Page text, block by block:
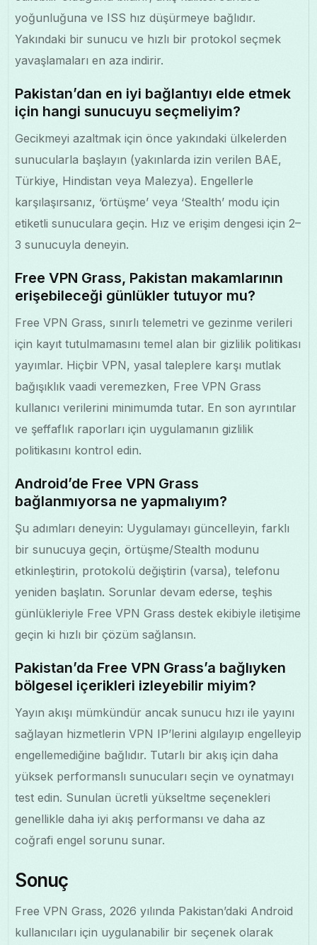
yoğunluğuna ve ISS hız düşürmeye bağlıdır.
Yakındaki bir sunucu ve hızlı bir protokol seçmek
yavaşlamaları en aza indirir.
Pakistan’dan en iyi bağlantıyı elde etmek
için hangi sunucuyu seçmeliyim?
Gecikmeyi azaltmak için önce yakındaki ülkelerden
sunucularla başlayın (yakınlarda izin verilen BAE,
Türkiye, Hindistan veya Malezya). Engellerle
karşılaşırsanız, ‘örtüşme’ veya ‘Stealth’ modu için
etiketli sunuculara geçin. Hız ve erişim dengesi için 2–
3 sunucuyla deneyin.
Free VPN Grass, Pakistan makamlarının
erişebileceği günlükler tutuyor mu?
Free VPN Grass, sınırlı telemetri ve gezinme verileri
için kayıt tutulmamasını temel alan bir gizlilik politikası
yayımlar. Hiçbir VPN, yasal taleplere karşı mutlak
bağışıklık vaadi veremezken, Free VPN Grass
kullanıcı verilerini minimumda tutar. En son ayrıntılar
ve şeffaflık raporları için uygulamanın gizlilik
politikasını kontrol edin.
Android’de Free VPN Grass
bağlanmıyorsa ne yapmalıyım?
Şu adımları deneyin: Uygulamayı güncelleyin, farklı
bir sunucuya geçin, örtüşme/Stealth modunu
etkinleştirin, protokolü değiştirin (varsa), telefonu
yeniden başlatın. Sorunlar devam ederse, teşhis
günlükleriyle Free VPN Grass destek ekibiyle iletişime
geçin ki hızlı bir çözüm sağlansın.
Pakistan’da Free VPN Grass’a bağlıyken
bölgesel içerikleri izleyebilir miyim?
Yayın akışı mümkündür ancak sunucu hızı ile yayını
sağlayan hizmetlerin VPN IP’lerini algılayıp engelleyip
engellemediğine bağlıdır. Tutarlı bir akış için daha
yüksek performanslı sunucuları seçin ve oynatmayı
test edin. Sunulan ücretli yükseltme seçenekleri
genellikle daha iyi akış performansı ve daha az
coğrafi engel sorunu sunar.
Sonuç
Free VPN Grass, 2026 yılında Pakistan’daki Android
kullanıcıları için uygulanabilir bir seçenek olarak